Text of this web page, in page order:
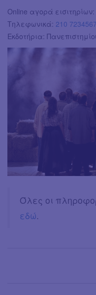
Online αγορά εισιτηρίων:
Τηλεφωνικά: 210 7234567
Εκδοτήρια:
Όλες οι
εδώ.